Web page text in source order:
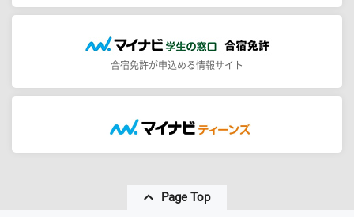
合宿免許が申込める情報サイト
Page Top